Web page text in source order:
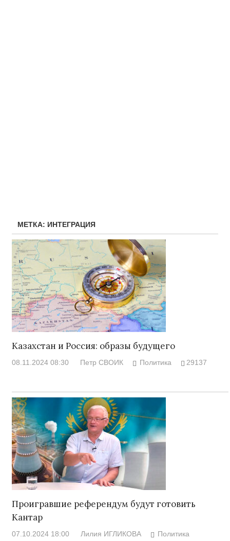
МЕТКА: ИНТЕГРАЦИЯ
Казахстан и Россия: образы будущего
08.11.2024 08:30 Петр СВОИК Политика 29137
Проигравшие референдум будут готовить
Кантар
07.10.2024 18:00 Лилия ИГЛИКОВА
Политика